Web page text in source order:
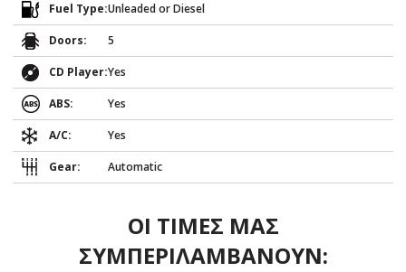
Fuel Type:Unleaded or Diesel
Doors: 5
CD Player:Yes
ABS: Yes
A/C: Yes
Gear: Automatic
ΟΙ ΤΙΜΕΣ ΜΑΣ
ΣΥΜΠΕΡΙΛΑΜΒΑΝΟΥΝ: